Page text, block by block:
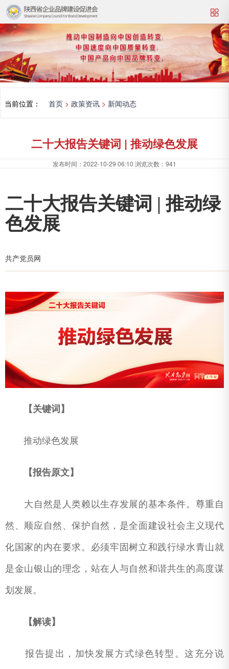
当前位置： 首页 > 政策资讯 > 新闻动态
二十大报告关键词 | 推动绿色发展
发布时间： 2022-10-29 06:10 浏览次数： 941
二十大报告关键词 | 推动绿
色发展
共产党员网
【关键词】
推动绿色发展
【报告原文】
大自然是人类赖以生存发展的基本条件。尊重自
然、顺应自然、保护自然，是全面建设社会主义现代
化国家的内在要求。必须牢固树立和践行绿水青山就
是金山银山的理念，站在人与自然和谐共生的高度谋
划发展。
【解读】
报告提出，加快发展方式绿色转型。这充分说